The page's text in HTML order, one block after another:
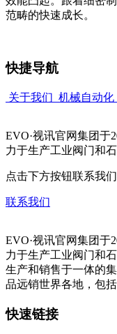
范畴的快速成长。
快捷导航
关于我们 机械自动化
EVO·视讯官网集团于
力于生产工业阀门和
点击下方按钮联系我
联系我们
EVO·视讯官网集团于
力于生产工业阀门和
生产和销售于一体的
品远销世界各地，包
快速链接